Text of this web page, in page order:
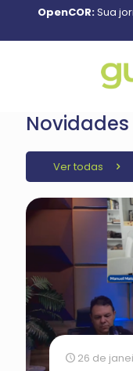
OpenCOR:Sua
Novidades
Ver todas
26 de